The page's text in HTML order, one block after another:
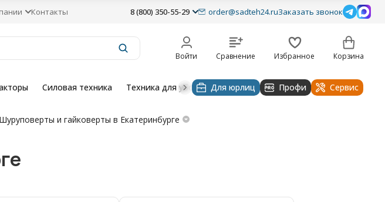
Контакты 8 (800) 350-55-29 order@sadteh24.ruЗаказать звонок
Войти Сравнение Избранное Корзина
Силовая техника Техника для уборки Строительная техника
Для юрлиц Профи Сервис
Шуруповерты и гайковерты в Екатеринбурге